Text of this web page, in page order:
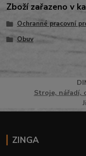
Zboží zařazeno v
Ochranné pracovní
Obuv
Stroje, nářadí,
ZINGA